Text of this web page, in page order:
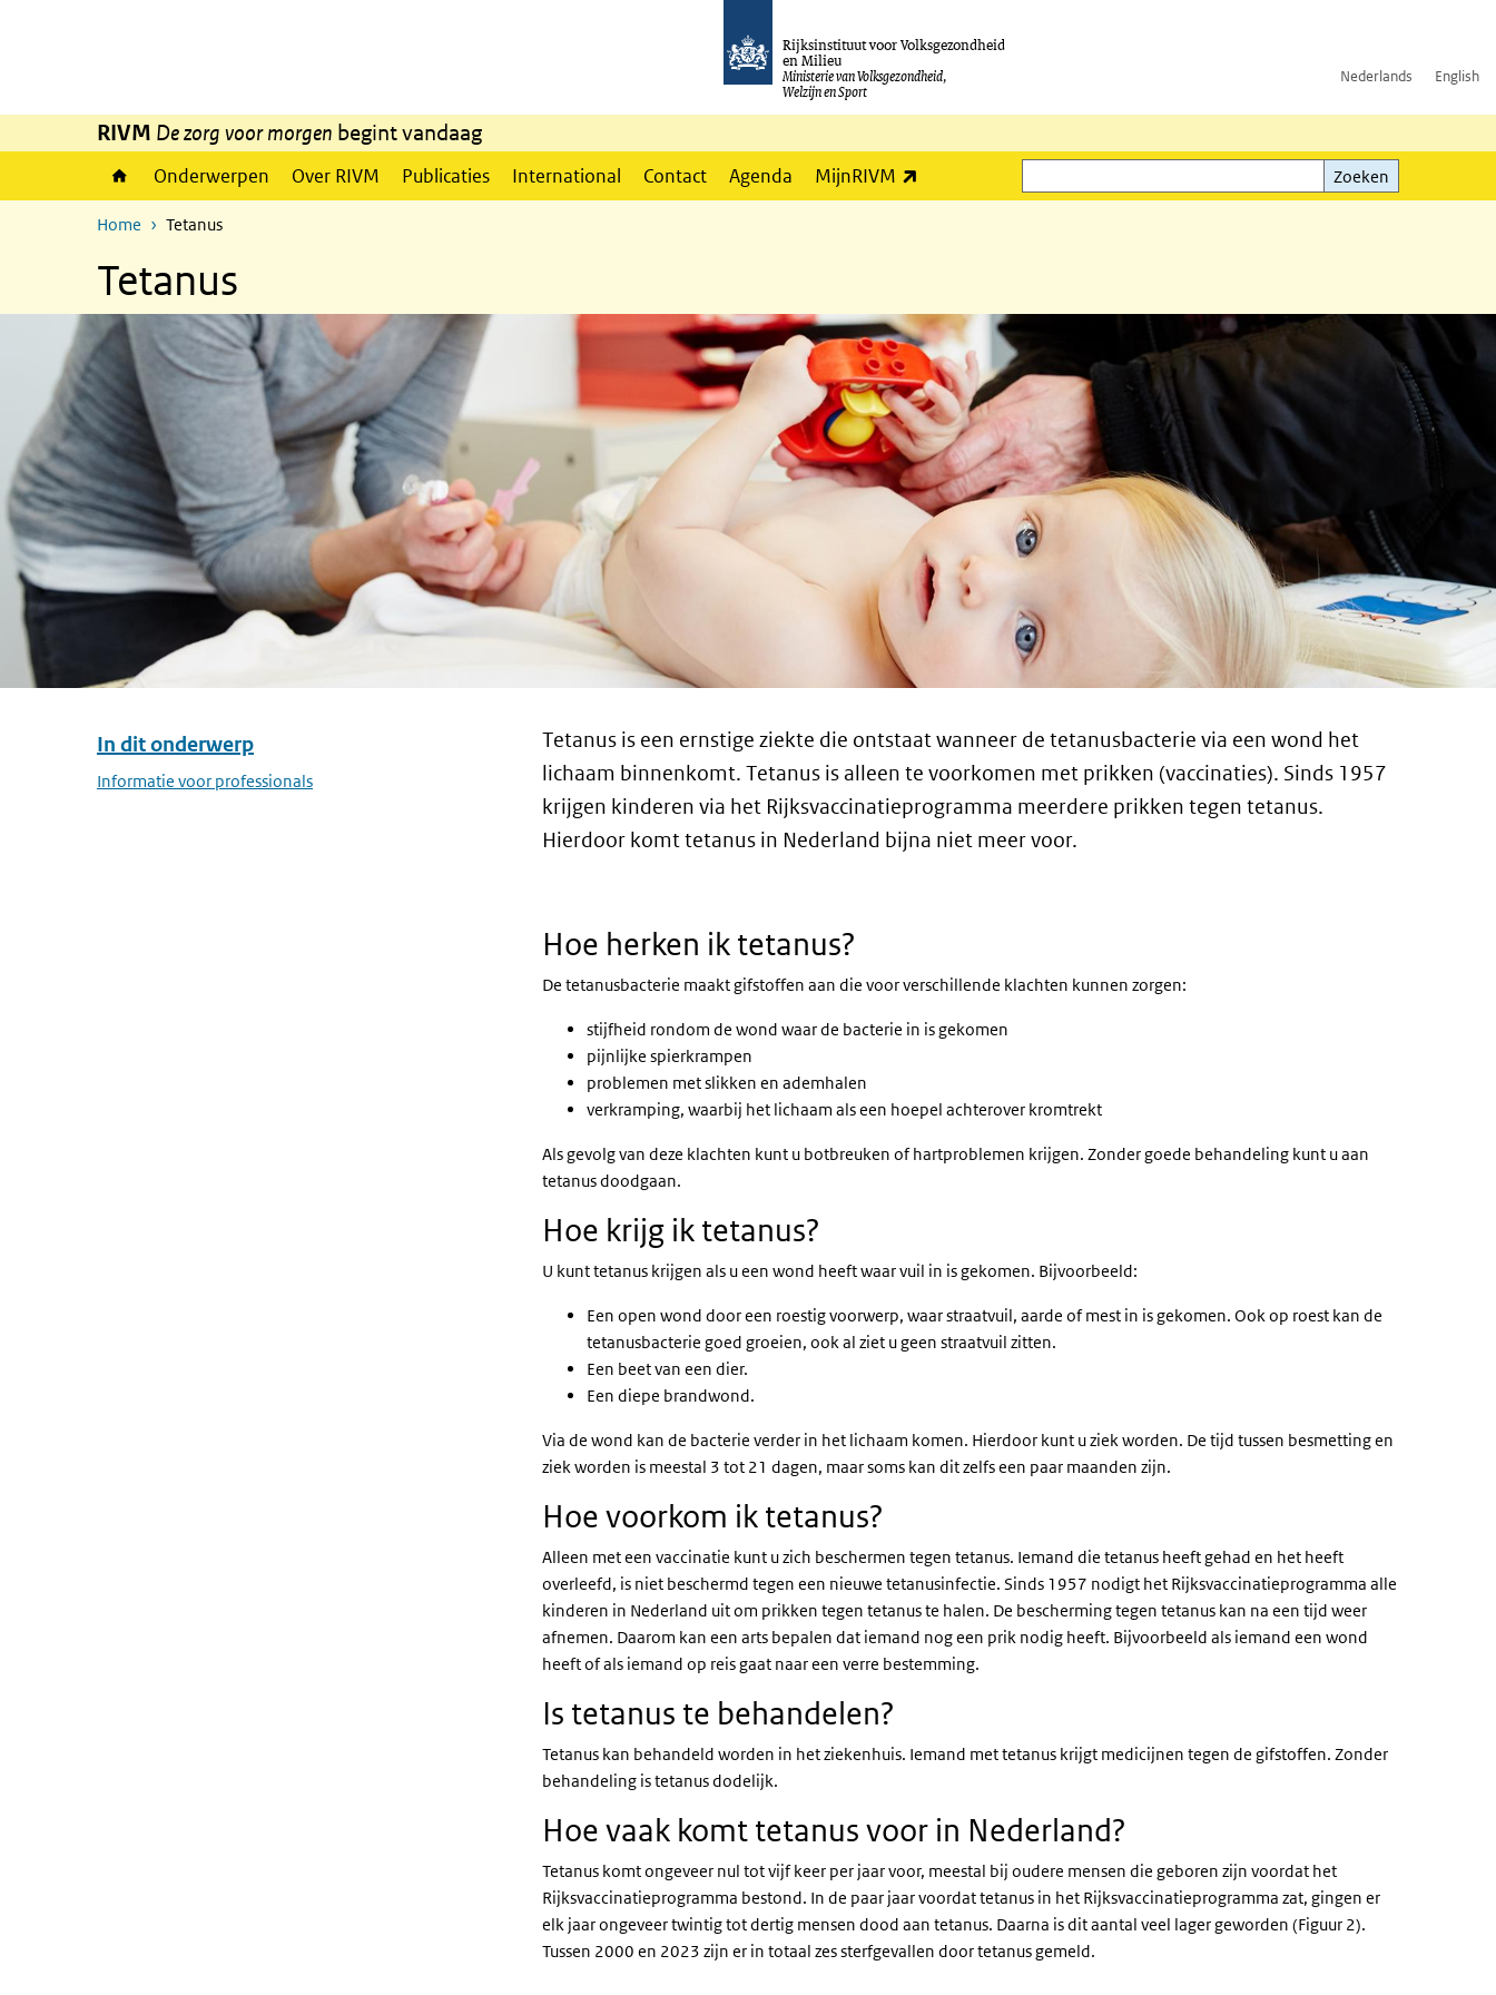
Rijksinstituut voor Volksgezondheid
en Milieu
Ministerie van Volksgezondheid,
Welzijn en Sport
Nederlands English
RIVM De zorg voor morgen begint vandaag
Onderwerpen Over RIVM Publicaties International Contact Agenda MijnRIVM
Zoeken
Zoeken
Home Tetanus
Tetanus
Overslaan menu In dit onderwerp
In dit onderwerp
Informatie voor professionals
Tetanus is een ernstige ziekte die ontstaat wanneer de tetanusbacterie via een wond het
lichaam binnenkomt. Tetanus is alleen te voorkomen met prikken (vaccinaties). Sinds 1957
krijgen kinderen via het Rijksvaccinatieprogramma meerdere prikken tegen tetanus.
Hierdoor komt tetanus in Nederland bijna niet meer voor.
Hoe herken ik tetanus?
De tetanusbacterie maakt gifstoffen aan die voor verschillende klachten kunnen zorgen:
stijfheid rondom de wond waar de bacterie in is gekomen
pijnlijke spierkrampen
problemen met slikken en ademhalen
verkramping, waarbij het lichaam als een hoepel achterover kromtrekt
Als gevolg van deze klachten kunt u botbreuken of hartproblemen krijgen. Zonder goede behandeling kunt u aan
tetanus doodgaan.
Hoe krijg ik tetanus?
U kunt tetanus krijgen als u een wond heeft waar vuil in is gekomen. Bijvoorbeeld:
Een open wond door een roestig voorwerp, waar straatvuil, aarde of mest in is gekomen. Ook op roest kan de
tetanusbacterie goed groeien, ook al ziet u geen straatvuil zitten.
Een beet van een dier.
Een diepe brandwond.
Via de wond kan de bacterie verder in het lichaam komen. Hierdoor kunt u ziek worden. De tijd tussen besmetting en
ziek worden is meestal 3 tot 21 dagen, maar soms kan dit zelfs een paar maanden zijn.
Hoe voorkom ik tetanus?
Alleen met een vaccinatie kunt u zich beschermen tegen tetanus. Iemand die tetanus heeft gehad en het heeft
overleefd, is niet beschermd tegen een nieuwe tetanusinfectie. Sinds 1957 nodigt het Rijksvaccinatieprogramma alle
kinderen in Nederland uit om prikken tegen tetanus te halen. De bescherming tegen tetanus kan na een tijd weer
afnemen. Daarom kan een arts bepalen dat iemand nog een prik nodig heeft. Bijvoorbeeld als iemand een wond
heeft of als iemand op reis gaat naar een verre bestemming.
Is tetanus te behandelen?
Tetanus kan behandeld worden in het ziekenhuis. Iemand met tetanus krijgt medicijnen tegen de gifstoffen. Zonder
behandeling is tetanus dodelijk.
Hoe vaak komt tetanus voor in Nederland?
Tetanus komt ongeveer nul tot vijf keer per jaar voor, meestal bij oudere mensen die geboren zijn voordat het
Rijksvaccinatieprogramma bestond. In de paar jaar voordat tetanus in het Rijksvaccinatieprogramma zat, gingen er
elk jaar ongeveer twintig tot dertig mensen dood aan tetanus. Daarna is dit aantal veel lager geworden (Figuur 2).
Tussen 2000 en 2023 zijn er in totaal zes sterfgevallen door tetanus gemeld.